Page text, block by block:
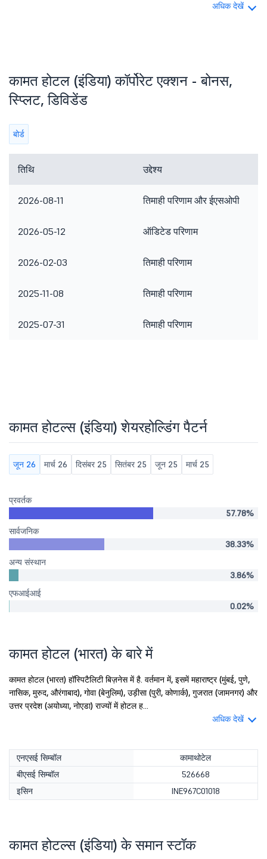
अधिक देखें
कामत होटल (इंडिया) कॉर्पोरेट एक्शन - बोनस,
स्प्लिट, डिविडेंड
बोर्ड
तिथि उद्देश्य
2026-08-11 तिमाही परिणाम और ईएसओपी
2026-05-12 ऑडिटेड परिणाम
2026-02-03 तिमाही परिणाम
2025-11-08 तिमाही परिणाम
2025-07-31 तिमाही परिणाम
कामत होटल्स (इंडिया) शेयरहोल्डिंग पैटर्न
जून 26 मार्च 26 दिसंबर 25 सितंबर 25 जून 25 मार्च 25
प्रवर्तक
57.78%
सार्वजनिक
38.33%
अन्य संस्थान
3.86%
एफआईआई
0.02%
कामत होटल (भारत) के बारे में
कामत होटल (भारत) हॉस्पिटैलिटी बिज़नेस में है. वर्तमान में, इसमें महाराष्ट्र (मुंबई, पुणे,
नासिक, मुरुद, औरंगाबाद), गोवा (बेनुलिम), उड़ीसा (पुरी, कोणार्क), गुजरात (जामनगर) और
उत्तर प्रदेश (अयोध्या, नोएडा) राज्यों में होटल ह...
अधिक देखें
एनएसई सिम्बॉल
कामाथोटेल
बीएसई सिम्बॉल
526668
इसिन
INE967C01018
कामत होटल्स (इंडिया) के समान स्टॉक